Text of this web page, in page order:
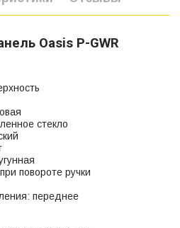
Oasis P-GWR
стекло
повороте ручки
переднее